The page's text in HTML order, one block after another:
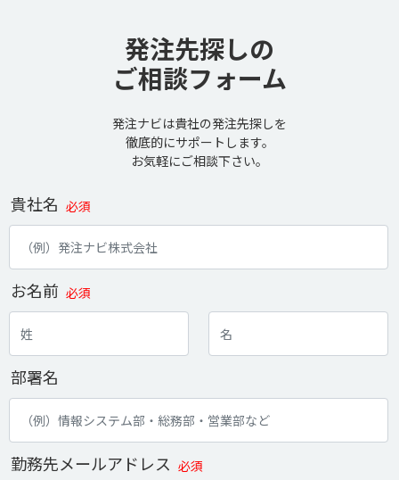
発注先探しの
ご相談フォーム
発注ナビは貴社の発注先探しを
徹底的にサポートします。
お気軽にご相談下さい。
貴社名 必須
お名前 必須
部署名
勤務先メールアドレス 必須